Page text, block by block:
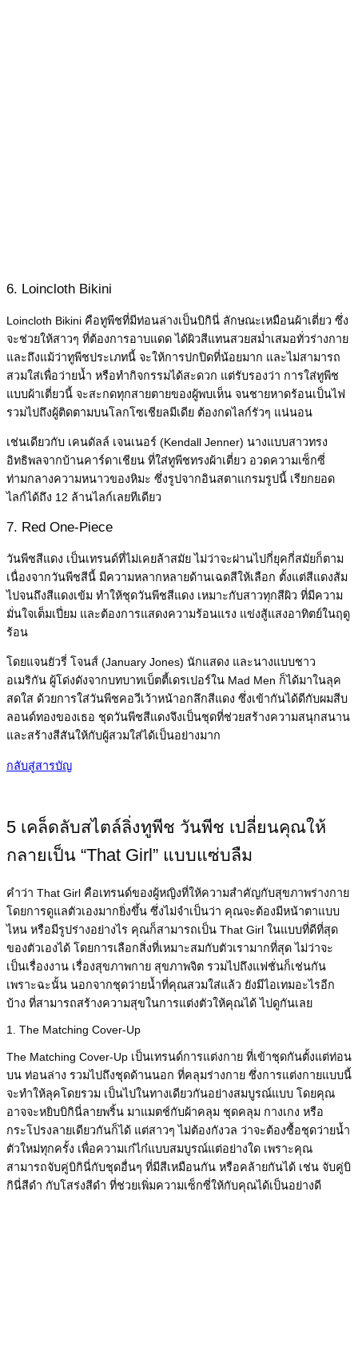
6. Loincloth Bikini
Loincloth Bikini คือทูพีชที่มีท่อนล่างเป็นบิกินี่ ลักษณะเหมือนผ้าเตี่ยว ซึ่ง
จะช่วยให้สาวๆ ที่ต้องการอาบแดด ได้ผิวสีแทนสวยสม่ำเสมอทั่วร่างกาย
และถึงแม้ว่าทูพีชประเภทนี้ จะให้การปกปิดที่น้อยมาก และไม่สามารถ
สวมใส่เพื่อว่ายน้ำ หรือทำกิจกรรมได้สะดวก แต่รับรองว่า การใส่ทูพีช
แบบผ้าเตี่ยวนี้ จะสะกดทุกสายตายของผู้พบเห็น จนชายหาดร้อนเป็นไฟ
รวมไปถึงผู้ติดตามบนโลกโซเชียลมีเดีย ต้องกดไลก์รัวๆ แน่นอน
เช่นเดียวกับ เคนดัลล์ เจนเนอร์ (Kendall Jenner) นางแบบสาวทรง
อิทธิพลจากบ้านคาร์ดาเชียน ที่ใส่ทูพีชทรงผ้าเตี่ยว อวดความเซ็กซี่
ท่ามกลางความหนาวของหิมะ ซึ่งรูปจากอินสตาแกรมรูปนี้ เรียกยอด
ไลก์ได้ถึง 12 ล้านไลก์เลยทีเดียว
7. Red One-Piece
วันพีชสีแดง เป็นเทรนด์ที่ไม่เคยล้าสมัย ไม่ว่าจะผ่านไปกี่ยุคกี่สมัยก็ตาม
เนื่องจากวันพีชสีนี้ มีความหลากหลายด้านเฉดสีให้เลือก ตั้งแต่สีแดงส้ม
ไปจนถึงสีแดงเข้ม ทำให้ชุดวันพีชสีแดง เหมาะกับสาวทุกสีผิว ที่มีความ
มั่นใจเต็มเปี่ยม และต้องการแสดงความร้อนแรง แข่งสู้แสงอาทิตย์ในฤดู
ร้อน
โดยแจนยัวรี่ โจนส์ (January Jones) นักแสดง และนางแบบชาว
อเมริกัน ผู้โด่งดังจากบทบาทเบ็ตตี้เดรเปอร์ใน Mad Men ก็ได้มาในลุค
สดใส ด้วยการใส่วันพีชคอวีเว้าหน้าอกลึกสีแดง ซึ่งเข้ากันได้ดีกับผมสีบ
ลอนด์ทองของเธอ ชุดวันพีชสีแดงจึงเป็นชุดที่ช่วยสร้างความสนุกสนาน
และสร้างสีสันให้กับผู้สวมใส่ได้เป็นอย่างมาก
กลับสู่สารบัญ
5 เคล็ดลับสไตล์ลิ่งทูพีช วันพีช เปลี่ยนคุณให้
กลายเป็น “That Girl” แบบแซ่บลืม
คำว่า That Girl คือเทรนด์ของผู้หญิงที่ให้ความสำคัญกับสุขภาพร่างกาย
โดยการดูแลตัวเองมากยิ่งขึ้น ซึ่งไม่จำเป็นว่า คุณจะต้องมีหน้าตาแบบ
ไหน หรือมีรูปร่างอย่างไร คุณก็สามารถเป็น That Girl ในแบบที่ดีที่สุด
ของตัวเองได้ โดยการเลือกสิ่งที่เหมาะสมกับตัวเรามากที่สุด ไม่ว่าจะ
เป็นเรื่องงาน เรื่องสุขภาพกาย สุขภาพจิต รวมไปถึงแฟชั่นก็เช่นกัน
เพราะฉะนั้น นอกจากชุดว่ายน้ำที่คุณสวมใส่แล้ว ยังมีไอเทมอะไรอีก
บ้าง ที่สามารถสร้างความสุขในการแต่งตัวให้คุณได้ ไปดูกันเลย
1. The Matching Cover-Up
The Matching Cover-Up เป็นเทรนด์การแต่งกาย ที่เข้าชุดกันตั้งแต่ท่อน
บน ท่อนล่าง รวมไปถึงชุดด้านนอก ที่คลุมร่างกาย ซึ่งการแต่งกายแบบนี้
จะทำให้ลุคโดยรวม เป็นไปในทางเดียวกันอย่างสมบูรณ์แบบ โดยคุณ
อาจจะหยิบบิกินี่ลายพริ้น มาแมตช์กับผ้าคลุม ชุดคลุม กางเกง หรือ
กระโปรงลายเดียวกันก็ได้ แต่สาวๆ ไม่ต้องกังวล ว่าจะต้องซื้อชุดว่ายน้ำ
ตัวใหม่ทุกครั้ง เพื่อความเก๋ไก๋แบบสมบูรณ์แต่อย่างใด เพราะคุณ
สามารถจับคู่บิกินี่กับชุดอื่นๆ ที่มีสีเหมือนกัน หรือคล้ายกันได้ เช่น จับคู่บิ
กินี่สีดำ กับโสร่งสีดำ ที่ช่วยเพิ่มความเซ็กซี่ให้กับคุณได้เป็นอย่างดี